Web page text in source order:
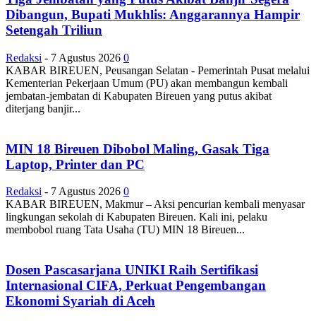
Dibangun, Bupati Mukhlis: Anggarannya Hampir
Setengah Triliun
Redaksi - 7 Agustus 2026 0
KABAR BIREUEN, Peusangan Selatan - Pemerintah Pusat melalui
Kementerian Pekerjaan Umum (PU) akan membangun kembali
jembatan-jembatan di Kabupaten Bireuen yang putus akibat
diterjang banjir...
MIN 18 Bireuen Dibobol Maling, Gasak Tiga
Laptop, Printer dan PC
Redaksi - 7 Agustus 2026 0
KABAR BIREUEN, Makmur – Aksi pencurian kembali menyasar
lingkungan sekolah di Kabupaten Bireuen. Kali ini, pelaku
membobol ruang Tata Usaha (TU) MIN 18 Bireuen...
Dosen Pascasarjana UNIKI Raih Sertifikasi
Internasional CIFA, Perkuat Pengembangan
Ekonomi Syariah di Aceh